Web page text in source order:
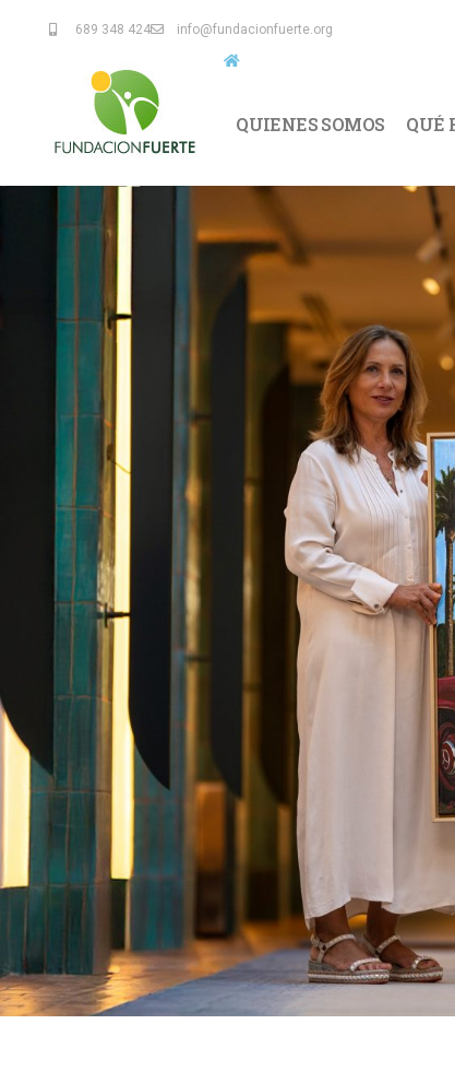
689 348 424 info@fundacionfuerte.org
QUIENES SOMOS QUÉ